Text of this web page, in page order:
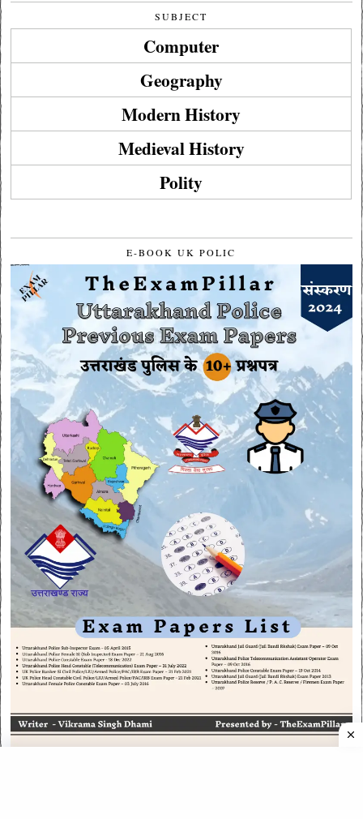
SUBJECT
Computer
Geography
Modern History
Medieval History
Polity
E-BOOK UK POLIC